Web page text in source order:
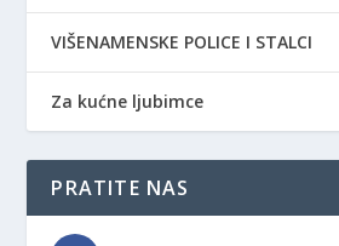
VIŠENAMENSKE POLICE I STALCI
Za kućne ljubimce
PRATITE NAS